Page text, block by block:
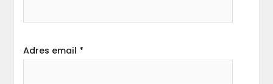
Adres email *